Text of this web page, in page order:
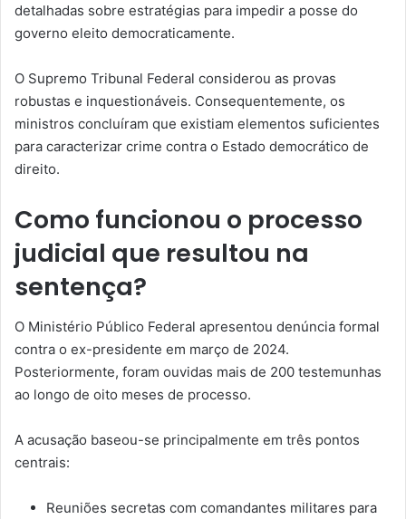
detalhadas sobre estratégias para impedir a posse do
governo eleito democraticamente.
O Supremo Tribunal Federal considerou as provas
robustas e inquestionáveis. Consequentemente, os
ministros concluíram que existiam elementos suficientes
para caracterizar crime contra o Estado democrático de
direito.
Como funcionou o processo
judicial que resultou na
sentença?
O Ministério Público Federal apresentou denúncia formal
contra o ex-presidente em março de 2024.
Posteriormente, foram ouvidas mais de 200 testemunhas
ao longo de oito meses de processo.
A acusação baseou-se principalmente em três pontos
centrais:
Reuniões secretas com comandantes militares para